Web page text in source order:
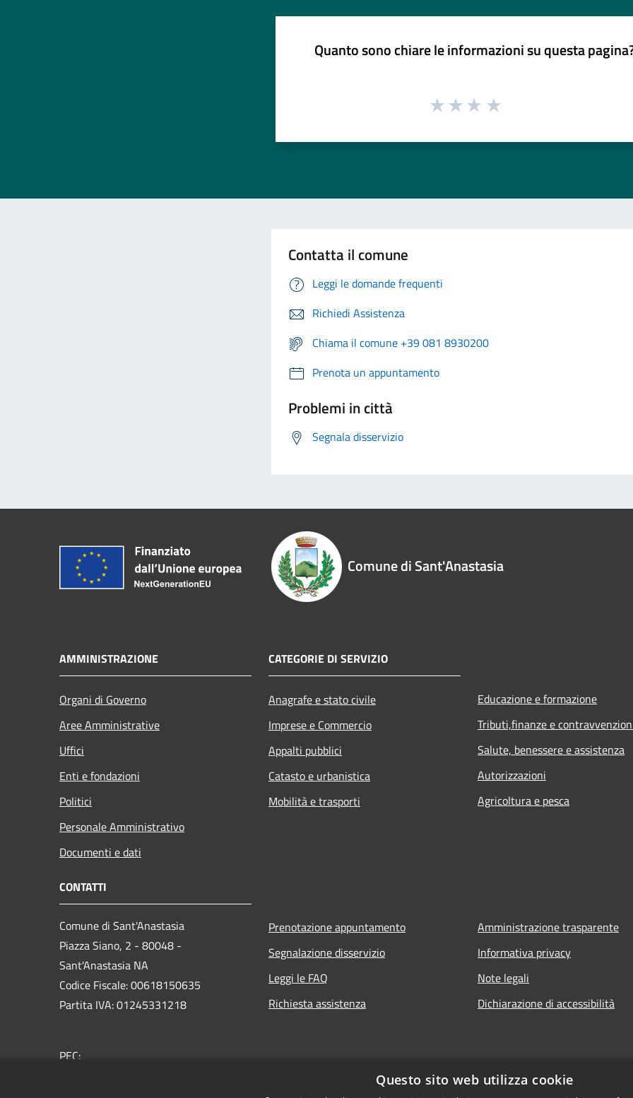
Quanto sono chiare le informazioni su questa
Contatta il comune
Leggi le domande frequenti
Richiedi Assistenza
Chiama il comune +39 081 8930200
Prenota un appuntamento
Problemi in città
Segnala disservizio
Comune di Sant'Anastasia
AMMINISTRAZIONE
Organi di Governo
Aree Amministrative
Uffici
Enti e fondazioni
Politici
Personale Amministrativo
Documenti e dati
CATEGORIE DI SERVIZIO
Anagrafe e stato civile
Imprese e Commercio
Appalti pubblici
Catasto e urbanistica
Mobilità e trasporti
Educazione e formazione
Tributi,finanze e
Salute, benessere e assistenza
Autorizzazioni
Agricoltura e pesca
CONTATTI
Comune di Sant'Anastasia
Piazza Siano, 2 - 80048 -
Sant'Anastasia NA
Codice Fiscale: 00618150635
Partita IVA: 01245331218
PEC:
Prenotazione appuntamento
Segnalazione disservizio
Leggi le FAQ
Richiesta assistenza
Amministrazione trasparente
Informativa privacy
Note legali
Dichiarazione di accessibilità
Questo sito web utilizza cookie